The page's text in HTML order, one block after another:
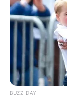
BUZZ DAY